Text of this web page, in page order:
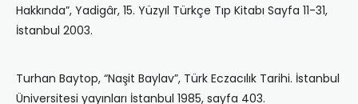
Hakkında”, Yadigâr, 15. Yüzyıl Türkçe Tıp Kitabı Sayfa 11-31,
İstanbul 2003.
Turhan Baytop, “Naşit Baylav”, Türk Eczacılık Tarihi. İstanbul
Üniversitesi yayınları İstanbul 1985, sayfa 403.